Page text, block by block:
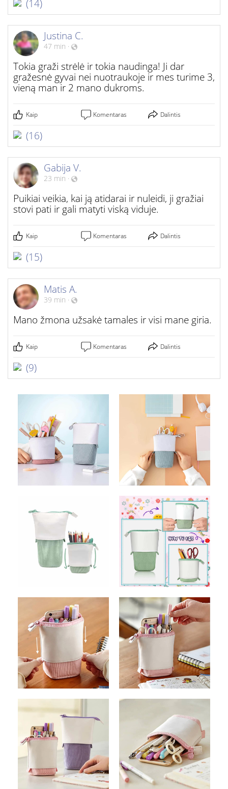
(14)
Justina C.
47 min ·
Tokia graži strėlė ir tokia naudinga! Ji dar
gražesnė gyvai nei nuotraukoje ir mes turime 3,
vieną man ir 2 mano dukroms.
Kaip Komentaras Dalintis
(16)
Gabija V.
23 min ·
Puikiai veikia, kai ją atidarai ir nuleidi, ji gražiai
stovi pati ir gali matyti viską viduje.
Kaip Komentaras Dalintis
(15)
Matis A.
39 min ·
Mano žmona užsakė tamales ir visi mane giria.
Kaip Komentaras Dalintis
(9)